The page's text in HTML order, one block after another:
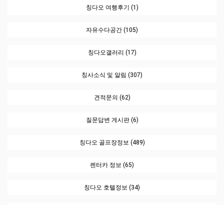
칭다오 여행후기 (1)
자유수다공간 (105)
칭다오갤러리 (17)
칭사소식 및 알림 (307)
견적문의 (62)
질문답변 게시판 (6)
칭다오 골프장정보 (489)
렌터카 정보 (65)
칭다오 호텔정보 (34)